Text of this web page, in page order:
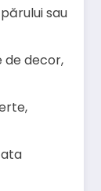
sau
de decor,